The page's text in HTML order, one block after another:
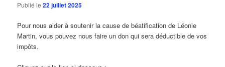
Publié le22 juillet 2025
Pour nous aider à soutenir la cause de béatification de Léonie
Martin, vous pouvez nous faire un don qui sera déductible de vos
impôts.